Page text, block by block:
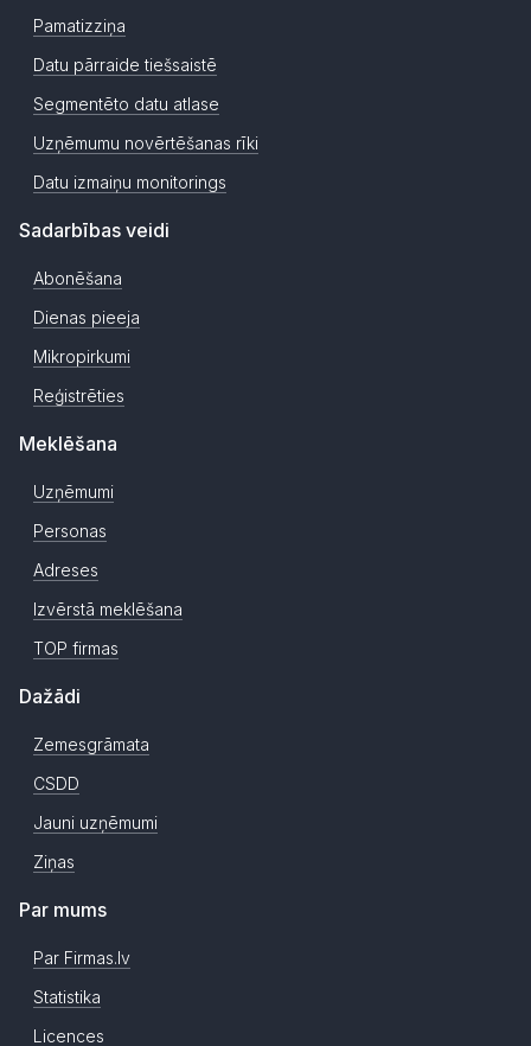
Pamatizziņa
Datu pārraide tiešsaistē
Segmentēto datu atlase
Uzņēmumu novērtēšanas rīki
Datu izmaiņu monitorings
Sadarbības veidi
Abonēšana
Dienas pieeja
Mikropirkumi
Reģistrēties
Meklēšana
Uzņēmumi
Personas
Adreses
Izvērstā meklēšana
TOP firmas
Dažādi
Zemesgrāmata
CSDD
Jauni uzņēmumi
Ziņas
Par mums
Par Firmas.lv
Statistika
Licences